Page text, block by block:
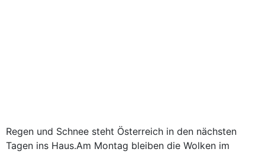
Regen und Schnee steht Österreich in den nächsten
Tagen ins Haus.Am Montag bleiben die Wolken im